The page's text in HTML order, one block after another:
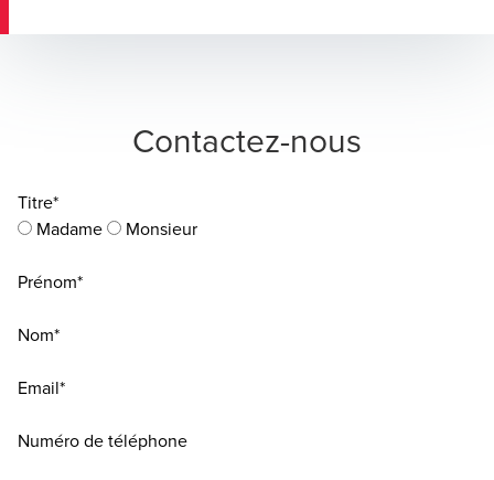
Contactez-nous
Titre*
Madame
Monsieur
Prénom*
Nom*
Email*
Numéro de téléphone